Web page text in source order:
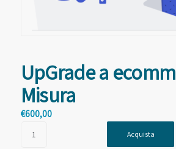
UpGrade a
Misura
€600,00
Acquista